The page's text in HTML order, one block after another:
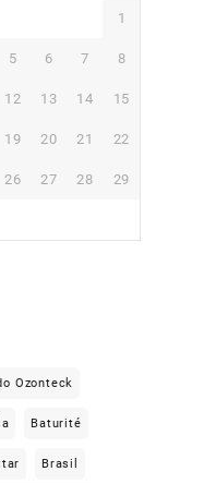
1
5 6 7 8
12 13 14 15
19 20 21 22
26 27 28 29
Ozonteck
Baturité
Brasil